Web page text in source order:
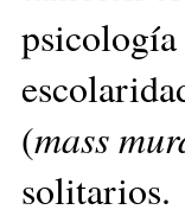
(mass
solitarios.